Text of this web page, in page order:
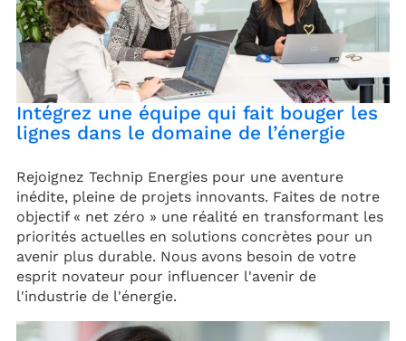
Intégrez une équipe qui fait bouger les
lignes dans le domaine de l’énergie
Rejoignez Technip Energies pour une aventure
inédite, pleine de projets innovants. Faites de notre
objectif « net zéro » une réalité en transformant les
priorités actuelles en solutions concrètes pour un
avenir plus durable. Nous avons besoin de votre
esprit novateur pour influencer l'avenir de
l'industrie de l'énergie.